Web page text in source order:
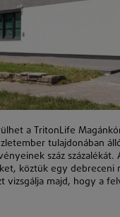
a TritonLife
tulajdonában
száz
köztük egy debreceni
vizsgálja majd, hogy a